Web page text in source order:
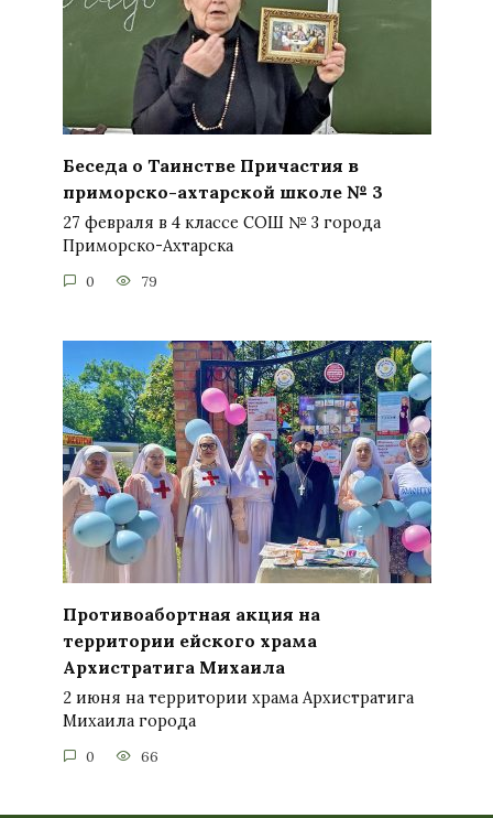
Беседа о Таинстве Причастия в
приморско-ахтарской школе № 3
27 февраля в 4 классе СОШ № 3 города
Приморско-Ахтарска
0 79
Противоабортная акция на
территории ейского храма
Архистратига Михаила
2 июня на территории храма Архистратига
Михаила города
0 66